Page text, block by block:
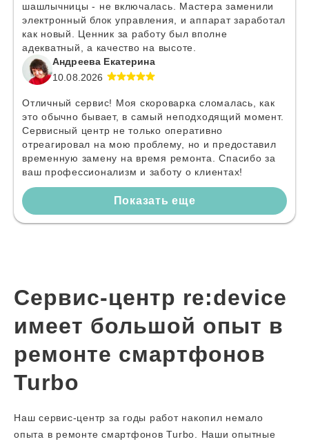
шашлычницы - не включалась. Мастера заменили
электронный блок управления, и аппарат заработал
как новый. Ценник за работу был вполне
адекватный, а качество на высоте.
Андреева Екатерина
10.08.2026
Отличный сервис! Моя скороварка сломалась, как
это обычно бывает, в самый неподходящий момент.
Сервисный центр не только оперативно
отреагировал на мою проблему, но и предоставил
временную замену на время ремонта. Спасибо за
ваш профессионализм и заботу о клиентах!
Показать еще
Сервис-центр re:device
имеет большой опыт в
ремонте смартфонов
Turbo
Наш сервис-центр за годы работ накопил немало
опыта в ремонте смартфонов Turbo. Наши опытные